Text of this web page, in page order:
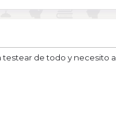
de todo y necesito